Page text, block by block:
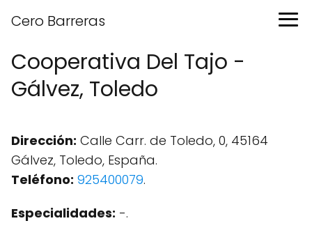
Cero Barreras
Cooperativa Del Tajo -
Gálvez, Toledo
Dirección: Calle Carr. de Toledo, 0, 45164
Gálvez, Toledo, España.
Teléfono: 925400079.
Especialidades: -.